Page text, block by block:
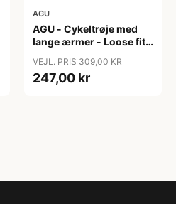
AGU
AGU - Cykeltrøje med
lange ærmer - Loose fit -
VEJL. PRIS 309,00 KR
247,00 kr